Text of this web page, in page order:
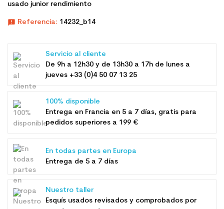
usado junior rendimiento
announcement Referencia: 14232_b14
Servicio al cliente
De 9h a 12h30 y de 13h30 a 17h de lunes a
jueves +33 (0)4 50 07 13 25
100% disponible
Entrega en Francia en 5 a 7 días, gratis para
pedidos superiores a 199 €
En todas partes en Europa
Entrega de 5 a 7 días
Nuestro taller
Esquís usados ​​revisados ​​y comprobados por